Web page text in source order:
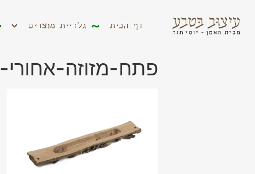
דף הבית גלריית מוצרים דף הבית גלריית מוצרים
פתח-מזוזה-אחורי-1.png